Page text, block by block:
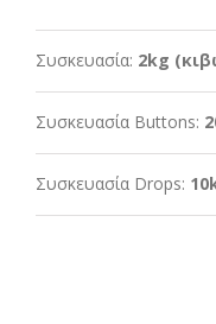
Συσκευασία: 2kg
Συσκευασία Buttons:
Συσκευασία Drops: